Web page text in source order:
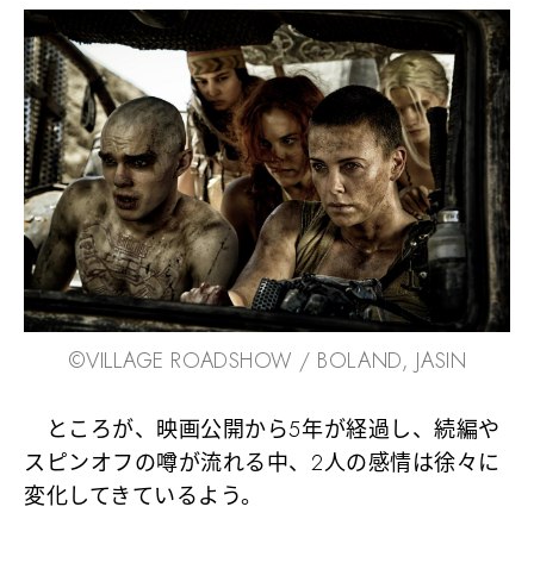
©︎VILLAGE ROADSHOW / BOLAND, JASIN
ところが、映画公開から5年が経過し、続編や
スピンオフの噂が流れる中、2人の感情は徐々に
変化してきているよう。